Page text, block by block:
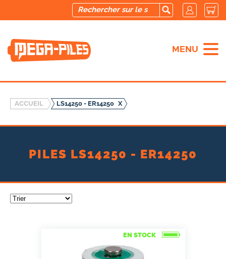
MENU
ACCUEIL LS14250 - ER14250 X
PILES LS14250 - ER14250
EN STOCK